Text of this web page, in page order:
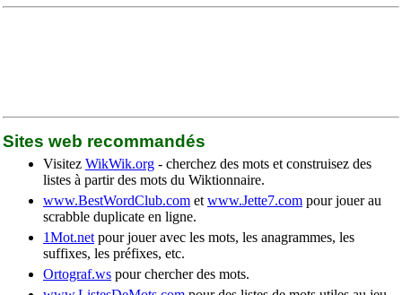
Sites web recommandés
Visitez WikWik.org - cherchez des mots et construisez des
listes à partir des mots du Wiktionnaire.
www.BestWordClub.com et www.Jette7.com pour jouer au
scrabble duplicate en ligne.
1Mot.net pour jouer avec les mots, les anagrammes, les
suffixes, les préfixes, etc.
Ortograf.ws pour chercher des mots.